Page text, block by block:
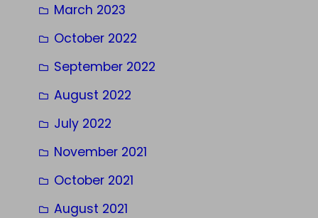
March 2023
October 2022
September 2022
August 2022
July 2022
November 2021
October 2021
August 2021